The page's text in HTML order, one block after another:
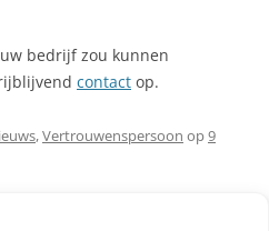
bedrijf zou kunnen
contact op.
,Vertrouwenspersoon op9